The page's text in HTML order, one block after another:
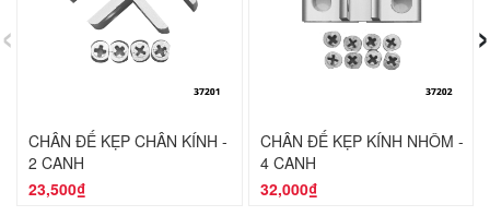
CHÂN ĐẾ KẸP CHÂN KÍNH -
2 CẠNH
23,500₫
CHÂN ĐẾ KẸP KÍNH NHÔM -
4 CẠNH
32,000₫
‹ ›